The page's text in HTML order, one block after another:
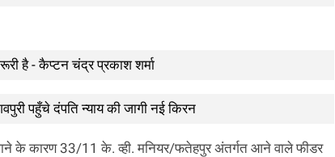
है - कैप्टन चंद्र प्रकाश शर्मा
पहुँचे दंपति न्याय की जागी नई किरन
के कारण 33/11 के. व्ही. मनियर/फतेहपुर अंतर्गत आने वाले फीडर